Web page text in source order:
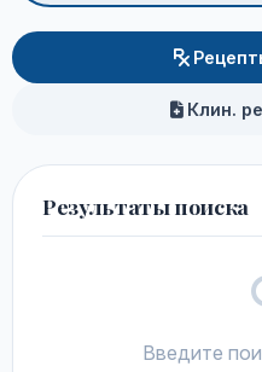
Клин.
Результаты поиска
Введите